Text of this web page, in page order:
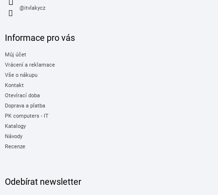
@itvlakycz
Informace pro vás
Můj účet
Vrácení a reklamace
Vše o nákupu
Kontakt
Otevírací doba
Doprava a platba
PK computers - IT
Katalogy
Návody
Recenze
Odebírat newsletter